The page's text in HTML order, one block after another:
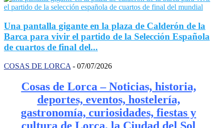
Una pantalla gigante en la plaza de Calderón de la
Barca para vivir el partido de la Selección Española
de cuartos de final del...
COSAS DE LORCA - 07/07/2026
Cosas de Lorca – Noticias, historia,
deportes, eventos, hostelería,
gastronomía, curiosidades, fiestas y
cultura de Lorca, la Ciudad del Sol